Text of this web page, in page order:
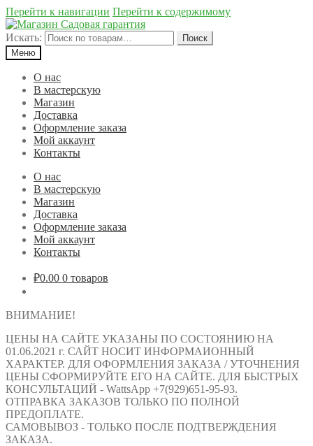
Перейти к навигации Перейти к содержимому
Искать:
Поиск
Меню
О нас
В мастерскую
Магазин
Доставка
Оформление заказа
Мой аккаунт
Контакты
О нас
В мастерскую
Магазин
Доставка
Оформление заказа
Мой аккаунт
Контакты
₽0.00 0 товаров
ВНИМАНИЕ!
ЦЕНЫ НА САЙТЕ УКАЗАНЫ ПО СОСТОЯНИЮ НА
01.06.2021 г. САЙТ НОСИТ ИНФОРМАИОННЫЙ
ХАРАКТЕР. ДЛЯ ОФОРМЛЕНИЯ ЗАКАЗА / УТОЧНЕНИЯ
ЦЕНЫ СФОРМИРУЙТЕ ЕГО НА САЙТЕ. ДЛЯ БЫСТРЫХ
КОНСУЛЬТАЦИЙ - WattsApp +7(929)651-95-93.
ОТПРАВКА ЗАКАЗОВ ТОЛЬКО ПО ПОЛНОЙ
ПРЕДОПЛАТЕ.
САМОВЫВОЗ - ТОЛЬКО ПОСЛЕ ПОДТВЕРЖДЕНИЯ
ЗАКАЗА.